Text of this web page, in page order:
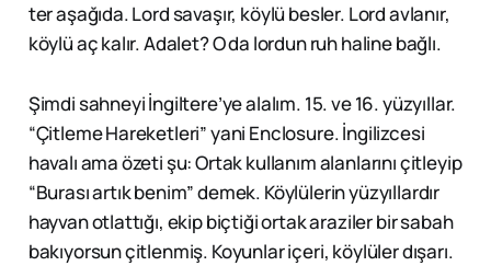
ter aşağıda. Lord savaşır, köylü besler. Lord avlanır,
köylü aç kalır. Adalet? O da lordun ruh haline bağlı.
Şimdi sahneyi İngiltere’ye alalım. 15. ve 16. yüzyıllar.
“Çitleme Hareketleri” yani Enclosure. İngilizcesi
havalı ama özeti şu: Ortak kullanım alanlarını çitleyip
“Burası artık benim” demek. Köylülerin yüzyıllardır
hayvan otlattığı, ekip biçtiği ortak araziler bir sabah
bakıyorsun çitlenmiş. Koyunlar içeri, köylüler dışarı.